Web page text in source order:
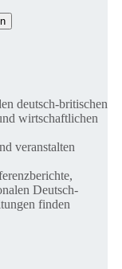
deutsch-britischen
wirtschaftlichen
veranstalten
Deutsch-
finden